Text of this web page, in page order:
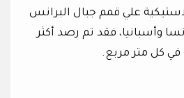
علي قمم جبال البرانس
وأسبانيا، فقد تم رصد أكثر